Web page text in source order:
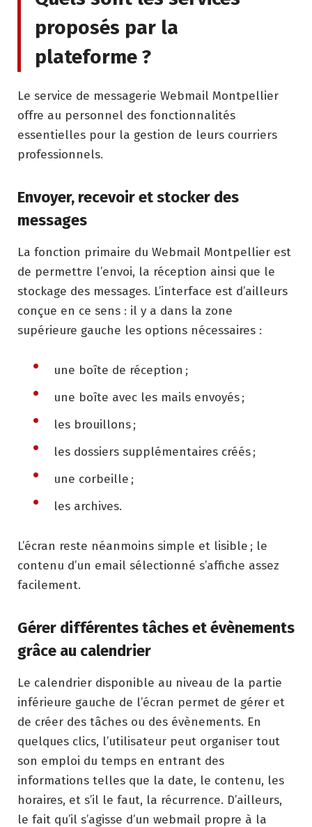
proposés par la
plateforme ?
Le service de messagerie Webmail Montpellier
offre au personnel des fonctionnalités
essentielles pour la gestion de leurs courriers
professionnels.
Envoyer, recevoir et stocker des
messages
La fonction primaire du Webmail Montpellier est
de permettre l’envoi, la réception ainsi que le
stockage des messages. L’interface est d’ailleurs
conçue en ce sens : il y a dans la zone
supérieure gauche les options nécessaires :
une boîte de réception ;
une boîte avec les mails envoyés ;
les brouillons ;
les dossiers supplémentaires créés ;
une corbeille ;
les archives.
L’écran reste néanmoins simple et lisible ; le
contenu d’un email sélectionné s’affiche assez
facilement.
Gérer différentes tâches et évènements
grâce au calendrier
Le calendrier disponible au niveau de la partie
inférieure gauche de l’écran permet de gérer et
de créer des tâches ou des évènements. En
quelques clics, l’utilisateur peut organiser tout
son emploi du temps en entrant des
informations telles que la date, le contenu, les
horaires, et s’il le faut, la récurrence. D’ailleurs,
le fait qu’il s’agisse d’un webmail propre à la